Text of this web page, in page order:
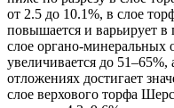
от 2.5 до 10.1%, в слое
повышается и варьирует в
слое органо-минеральных
увеличивается до
отложениях достигает
слое верхового торфа